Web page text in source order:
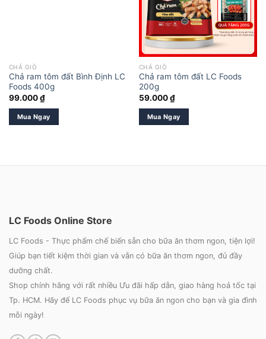
CHẢ GIÒ
Chả ram tôm đất Bình Định LC
Foods 400g
99.000₫
Mua Ngay
CHẢ GIÒ
Chả ram tôm đất LC Foods
200g
59.000₫
Mua Ngay
LC Foods Online Store
LC Foods - Thực phẩm chế biến sẵn cho bữa ăn thơm ngon, tiện lợi!
Giúp bạn tiết kiệm thời gian và vẫn có bữa ăn thơm ngon, đủ đầy
dưỡng chất.
Shop chính hãng với rất nhiều Ưu đãi hấp dẫn, giao hàng hoả tốc tại
Tp. HCM. Hãy để LC Foods phục vụ bữa ăn ngon cho bạn và gia đình
mỗi ngày!